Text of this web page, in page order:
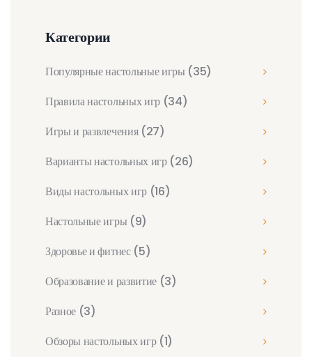
Категории
Популярные настольные игры (35)
Правила настольных игр (34)
Игры и развлечения (27)
Варианты настольных игр (26)
Виды настольных игр (16)
Настольные игры (9)
Здоровье и фитнес (5)
Образование и развитие (3)
Разное (3)
Обзоры настольных игр (1)